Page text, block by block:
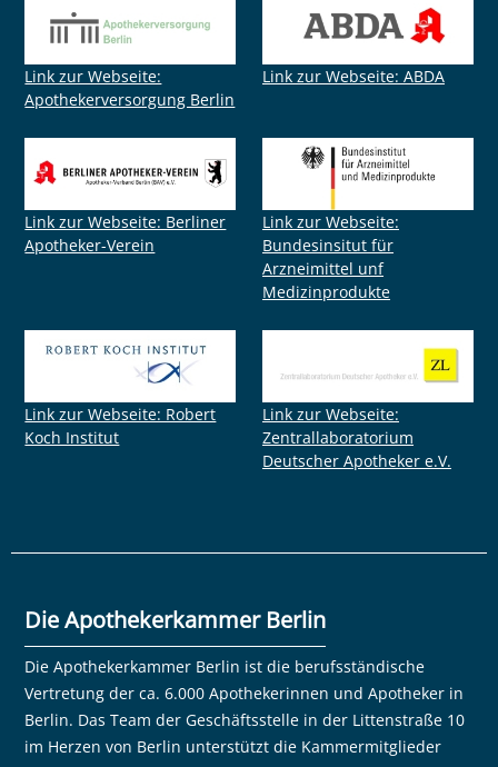
Link zur Webseite:
Apothekerversorgung Berlin
Link zur Webseite: ABDA
Link zur Webseite: Berliner
Apotheker-Verein
Link zur Webseite:
Bundesinsitut für
Arzneimittel unf
Medizinprodukte
Link zur Webseite: Robert
Koch Institut
Link zur Webseite:
Zentrallaboratorium
Deutscher Apotheker e.V.
Die Apothekerkammer Berlin
Die Apothekerkammer Berlin ist die berufsständische
Vertretung der ca. 6.000 Apothekerinnen und Apotheker in
Berlin. Das Team der Geschäftsstelle in der Littenstraße 10
im Herzen von Berlin unterstützt die Kammermitglieder